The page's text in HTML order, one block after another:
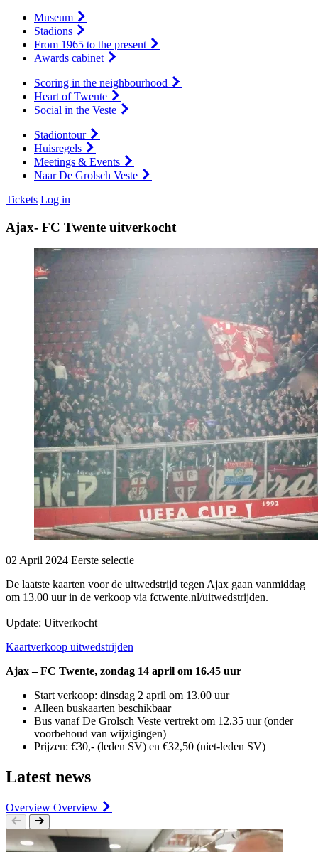
Museum
Stadions
From 1965 to the present
Awards cabinet
Scoring in the neighbourhood
Heart of Twente
Social in the Veste
Stadiontour
Huisregels
Meetings & Events
Naar De Grolsch Veste
Tickets Log in
Ajax- FC Twente uitverkocht
02 April 2024 Eerste selectie
De laatste kaarten voor de uitwedstrijd tegen Ajax gaan vanmiddag
om 13.00 uur in de verkoop via fctwente.nl/uitwedstrijden.
Update: Uitverkocht
Kaartverkoop uitwedstrijden
Ajax – FC Twente, zondag 14 april om 16.45 uur
Start verkoop: dinsdag 2 april om 13.00 uur
Alleen buskaarten beschikbaar
Bus vanaf De Grolsch Veste vertrekt om 12.35 uur (onder
voorbehoud van wijzigingen)
Prijzen: €30,- (leden SV) en €32,50 (niet-leden SV)
Latest news
Overview Overview